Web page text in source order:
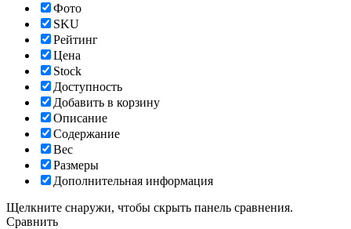
Фото
SKU
Рейтинг
Цена
Stock
Доступность
Добавить в корзину
Описание
Содержание
Вес
Размеры
Дополнительная информация
Щелкните снаружи, чтобы скрыть панель сравнения.
Сравнить